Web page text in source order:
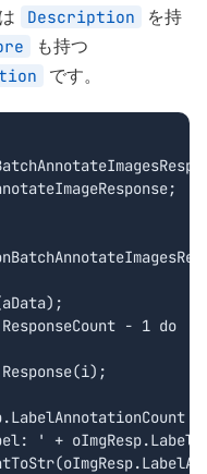
Description
を持
も持つ
です。
- 1 do
-
' +